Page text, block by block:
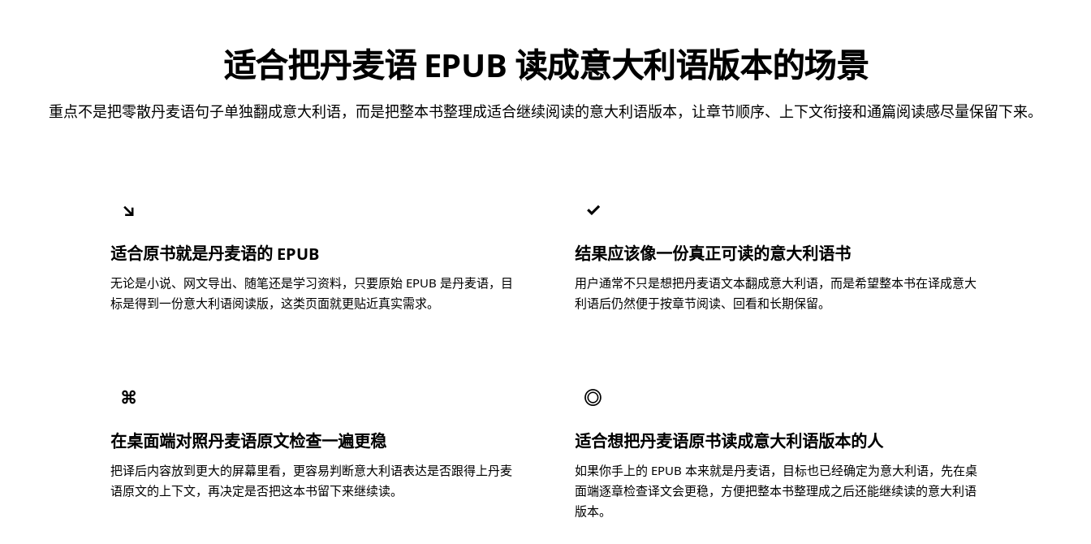
适合把丹麦语 EPUB 读成意大利语版本的场景
重点不是把零散丹麦语句子单独翻成意大利语，而是把整本书整理成适合继续阅读的意大利语版本，让章节顺序、上下文衔接和通篇阅读感尽量保留下来。
↘
适合原书就是丹麦语的 EPUB
无论是小说、网文导出、随笔还是学习资料，只要原始 EPUB 是丹麦语，目
标是得到一份意大利语阅读版，这类页面就更贴近真实需求。
✓
结果应该像一份真正可读的意大利语书
用户通常不只是想把丹麦语文本翻成意大利语，而是希望整本书在译成意大
利语后仍然便于按章节阅读、回看和长期保留。
⌘
在桌面端对照丹麦语原文检查一遍更稳
把译后内容放到更大的屏幕里看，更容易判断意大利语表达是否跟得上丹麦
语原文的上下文，再决定是否把这本书留下来继续读。
◎
适合想把丹麦语原书读成意大利语版本的人
如果你手上的 EPUB 本来就是丹麦语，目标也已经确定为意大利语，先在桌
面端逐章检查译文会更稳，方便把整本书整理成之后还能继续读的意大利语
版本。